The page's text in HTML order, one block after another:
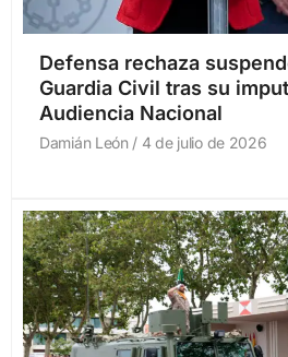
Defensa rechaza
Guardia Civil tras su
Audiencia Nacional
Damián León 4 de julio de 2026